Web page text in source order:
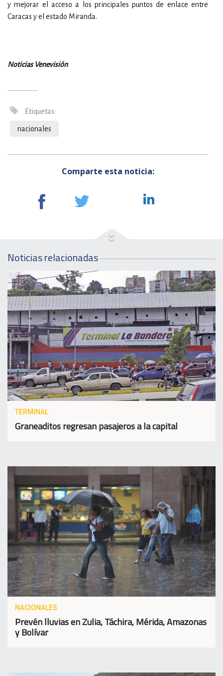
y mejorar el acceso a los principales puntos de enlace entre
Caracas y el estado Miranda.
Noticias Venevisión
Etiquetas:
nacionales
Comparte esta noticia:
Noticias relacionadas
TERMINAL
Graneaditos regresan pasajeros a la capital
NACIONALES
Prevén lluvias en Zulia, Táchira, Mérida, Amazonas
y Bolívar